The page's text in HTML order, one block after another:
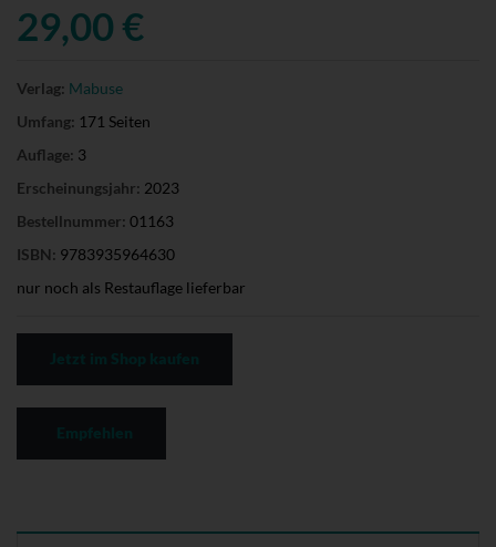
29,00 €
Verlag: Mabuse
Umfang: 171 Seiten
Auflage: 3
Erscheinungsjahr: 2023
Bestellnummer: 01163
ISBN: 9783935964630
nur noch als Restauflage lieferbar